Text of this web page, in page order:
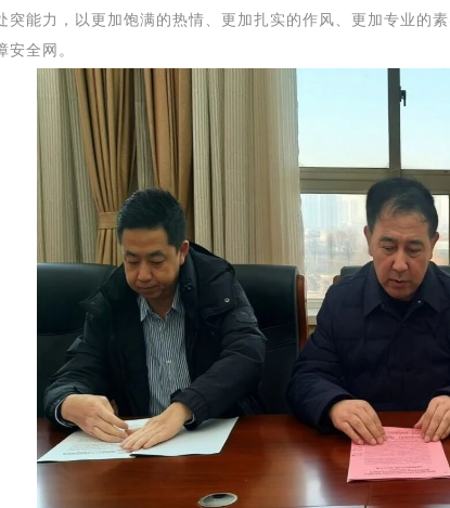
突能力，以更加饱满的热情、更加扎实的作风、更加专业的
安全网。